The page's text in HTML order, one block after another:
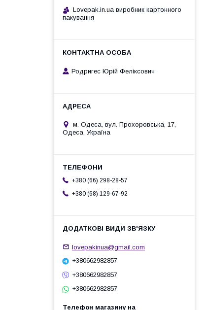
Lovepak.in.ua виробник картонного
пакування
Родригес Юрій Феліксович
м. Одеса, вул. Прохоровська, 17,
Одеса, Україна
+380 (66) 298-28-57
+380 (68) 129-67-92
lovepakinua@gmail.com
+380662982857
+380662982857
+380662982857
Телефон магазину на